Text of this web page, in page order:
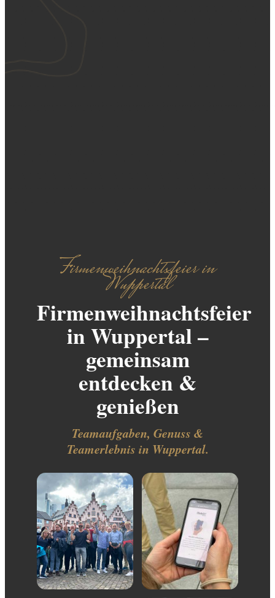
Firmenweihnachtsfeier in
Wuppertal
Firmenweihnachtsfeier
in Wuppertal –
gemeinsam
entdecken &
genießen
Teamaufgaben, Genuss &
Teamerlebnis in Wuppertal.